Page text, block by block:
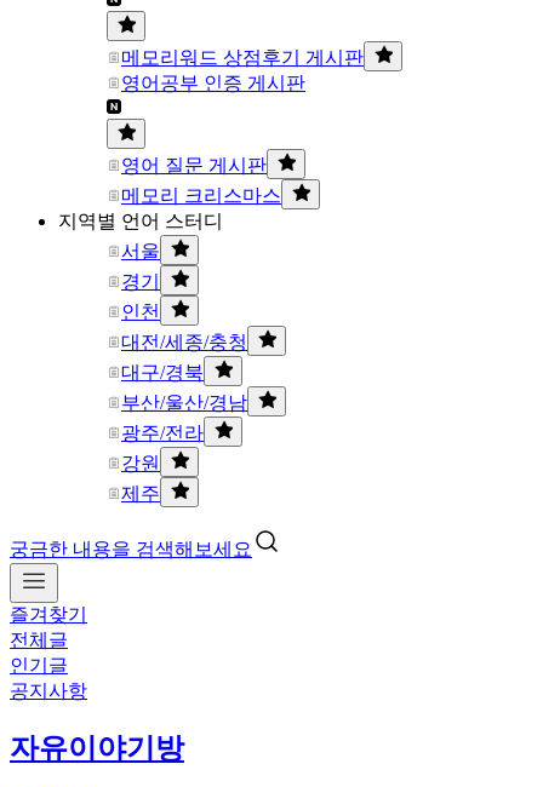
메모리워드 상점후기 게시판
영어공부 인증 게시판
영어 질문 게시판
메모리 크리스마스
지역별 언어 스터디
서울
경기
인천
대전/세종/충청
대구/경북
부산/울산/경남
광주/전라
강원
제주
궁금한 내용을 검색해보세요
즐겨찾기
전체글
인기글
공지사항
자유이야기방